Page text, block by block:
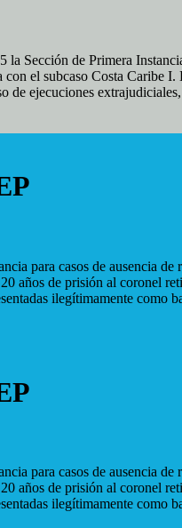
la Sección de Primera
con el subcaso Costa Caribe
de ejecuciones
para casos de ausencia
años de prisión al coronel
ilegítimamente como
para casos de ausencia
años de prisión al coronel
ilegítimamente como